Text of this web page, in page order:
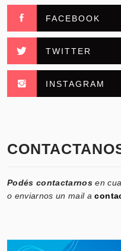
FACEBOOK
TWITTER
INSTAGRAM
Podés contactarnos en
o enviarnos un mail a